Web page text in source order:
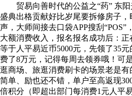
贸易向善时代的公益之“药” 东阳
盛典出格贡献好比岁尾要拆修房子
声，大师间接去口袋APP搜刮
大额消费收入，报名报名成功后：
等于人平易近币5000元，先领了35
费了8万元，记得每周去领券哦！可
逛商场、旅逛消费刷卡的场景老是有
简单、励也还不错，单户至高返现
倍积分（即超出部门每消费1元人平